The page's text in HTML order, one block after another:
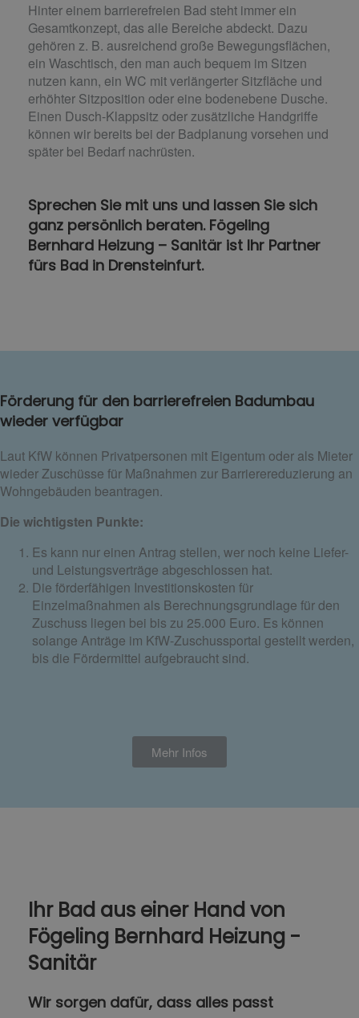
Hinter einem barrierefreien Bad steht immer ein
Gesamtkonzept, das alle Bereiche abdeckt. Dazu
gehören z. B. ausreichend große Bewegungsflächen,
ein Waschtisch, den man auch bequem im Sitzen
nutzen kann, ein WC mit verlängerter Sitzfläche und
erhöhter Sitzposition oder eine bodenebene Dusche.
Einen Dusch-Klappsitz oder zusätzliche Handgriffe
können wir bereits bei der Badplanung vorsehen und
später bei Bedarf nachrüsten.
Sprechen Sie mit uns und lassen Sie sich
ganz persönlich beraten. Fögeling
Bernhard Heizung – Sanitär ist Ihr Partner
fürs Bad in Drensteinfurt.
Förderung für den barrierefreien Badumbau
wieder verfügbar
Laut KfW können Privatpersonen mit Eigentum oder als Mieter
wieder Zuschüsse für Maßnahmen zur Barrierereduzierung an
Wohngebäuden beantragen.
Die wichtigsten Punkte:
Es kann nur einen Antrag stellen, wer noch keine Liefer-
und Leistungsverträge abgeschlossen hat.
Die förderfähigen Investitionskosten für
Einzelmaßnahmen als Berechnungsgrundlage für den
Zuschuss liegen bei bis zu 25.000 Euro. Es können
solange Anträge im KfW-Zuschussportal gestellt werden,
bis die Fördermittel aufgebraucht sind.
Mehr Infos
Ihr Bad aus einer Hand​ von
Fögeling Bernhard Heizung -
Sanitär
Wir sorgen dafür, dass alles passt